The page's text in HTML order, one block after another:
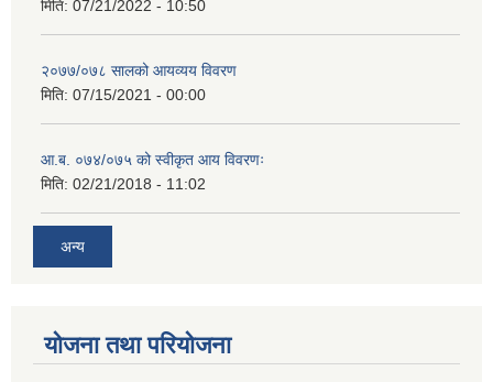
मिति: 07/21/2022 - 10:50
२०७७/०७८ सालको आयव्यय विवरण
मिति: 07/15/2021 - 00:00
आ.ब. ०७४/०७५ को स्वीकृत आय विवरणः
मिति: 02/21/2018 - 11:02
अन्य
योजना तथा परियोजना